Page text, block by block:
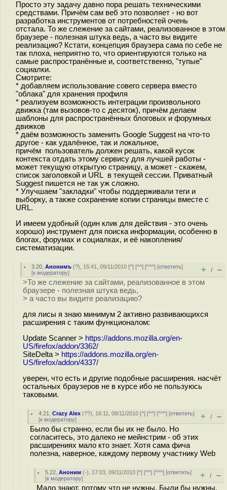
Просто эту задачу давно пора решать техническими
средствами. Причём сам веб это позволяет - но вот
разработка инструментов от потребностей очень
отстала. То же слежение за сайтами, реализованное в этом
браузере - полезная штука ведь, а часто вы видите
реализацию? Кстати, концепция браузера сама по себе не
так плоха, неприятно то, что ориентируются только на
самые распространённые и, соответственно, "тупые"
социалки.
Смотрите:
* добавляем использование совего сервера вместо
"облака" для хранения профиля
* реализуем возможность интеграции произвольного
движка (там вызовов-то с десяток), причём делаем
шаблоны для распространённых блоговых и форумных
движков
* даём возможность заменить Google Suggest на что-то
другое - как удалённое, так и локальное,
причём пользователь должен решать, какой кусок
контекста отдать этому сервису для лучшей работы -
может текущую открытую страницу, а может - скажем,
список заголовкой и URL в текущей сессии. Приватный
Suggest пишется не так уж сложно.
* Улучшаем "закладки" чтобы поддерживали теги и
выборку, а также сохранение копии страницы вместе с
URL.
И имеем удобный (один клик для действия - это очень
хорошо) инструмент для поиска информации, особенно в
блогах, форумах и социалках, и её накопления/
систематизации.
3.20 ,Анонимъ (?), 15:41, 09/11/2010 [^] [^^] [^^^] [ответить]
[к модератору] + / –
>То же слежение за сайтами, реализованное в этом
браузере - полезная штука ведь,
> а часто вы видите реализацию?
для лисы я знаю минимум 2 активно развивающихся
расширения с таким функционалом:
Update Scanner > https://addons.mozilla.org/en-
US/firefox/addon/3362/
SiteDelta > https://addons.mozilla.org/en-
US/firefox/addon/4337/
уверен, что есть и другие подобные расширения. насчёт
oстальных браузеров не в курсе ибо не пользуюсь
таковыми.
4.21 ,Crazy Alex (??), 16:11, 09/11/2010 [^] [^^] [^^^] [ответить]
[к модератору] + / –
Было бы странно, если бы их не было. Но
согласитесь, это далеко не мейнстрим - об этих
расширениях мало кто знает. Хотя сама фича
полезна, наверное, каждому первому участнику Web
5.22 ,Аноним (-), 17:03, 09/11/2010 [^] [^^] [^^^] [ответить]
[к модератору] + / –
Мало знают, потому что не нужны. Были бы нужны,